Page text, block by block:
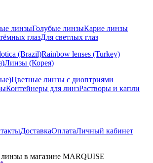
линзыГолубые линзыКарие линзы
глазДля светлых глаз
(Brazil)Rainbow lenses (Turkey)
Линзы (Корея)
Цветные линзы с диоптриями
Контейнеры для линзРастворы и капли
ДоставкаОплатаЛичный кабинет